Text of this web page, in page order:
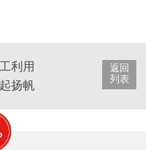
返回
列表
利用协会联合举办的专
扬帆起航，共赴新程！